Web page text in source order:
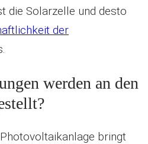
die Solarzelle und desto
der
werden an den
bringt